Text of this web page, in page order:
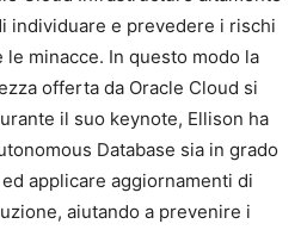
individuare e prevedere i rischi
minacce. In questo modo la
offerta da Oracle Cloud si
il suo keynote, Ellison ha
Database sia in grado
applicare aggiornamenti di
aiutando a prevenire i